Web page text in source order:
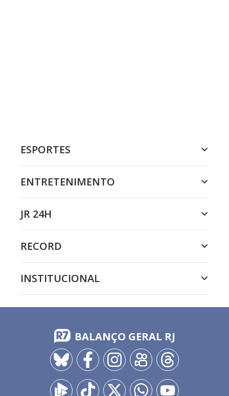
ESPORTES
ENTRETENIMENTO
JR 24H
RECORD
INSTITUCIONAL
BALANÇO GERAL RJ